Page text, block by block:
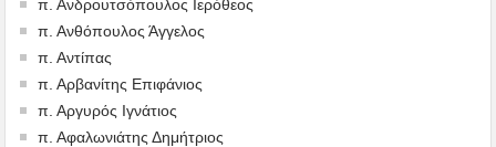
π. Ανδρουτσόπουλος Ιερόθεος
π. Ανθόπουλος Άγγελος
π. Αντίπας
π. Αρβανίτης Επιφάνιος
π. Αργυρός Ιγνάτιος
π. Αφαλωνιάτης Δημήτριος